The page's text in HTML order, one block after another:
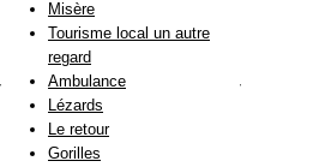
Misère
Tourisme local un autre
regard
Ambulance
Lézards
Le retour
Gorilles